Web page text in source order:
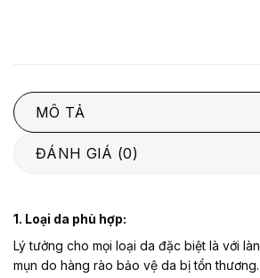
MÔ TẢ
ĐÁNH GIÁ (0)
1. Loại da phù hợp:
Lý tưởng cho mọi loại da đặc biệt là với
mụn do hàng rào bảo vệ da bị tổn thương.